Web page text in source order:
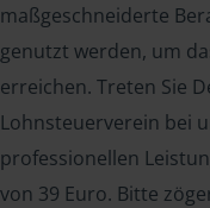
maßgeschneiderte
genutzt werden, um
erreichen. Treten Sie
Lohnsteuerverein bei
professionellen
von 39 Euro. Bitte